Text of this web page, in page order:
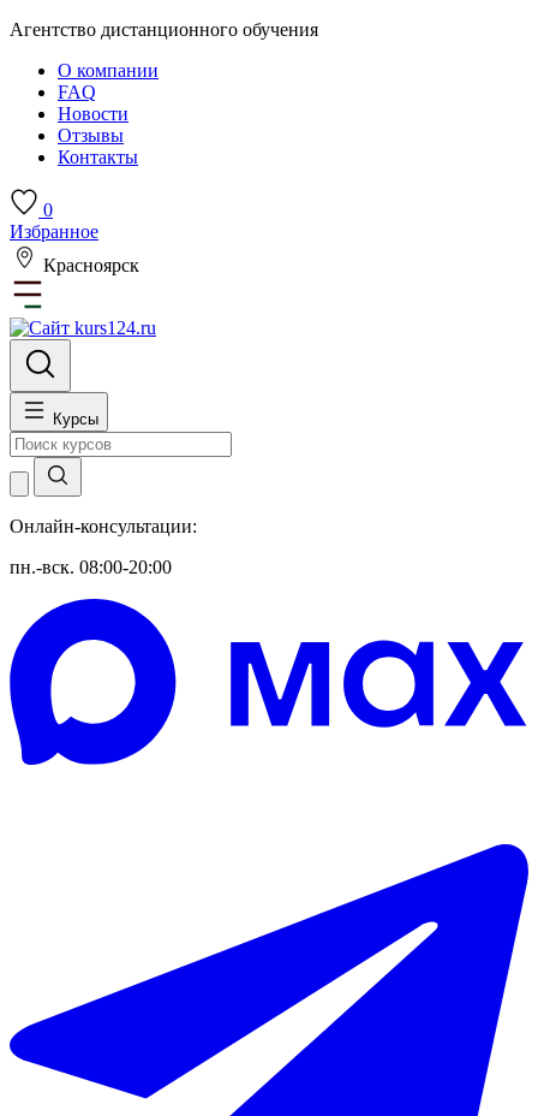
Агентство дистанционного обучения
О компании
FAQ
Новости
Отзывы
Контакты
0
Избранное
Красноярск
Курсы
Онлайн-консультации:
пн.-вск. 08:00-20:00